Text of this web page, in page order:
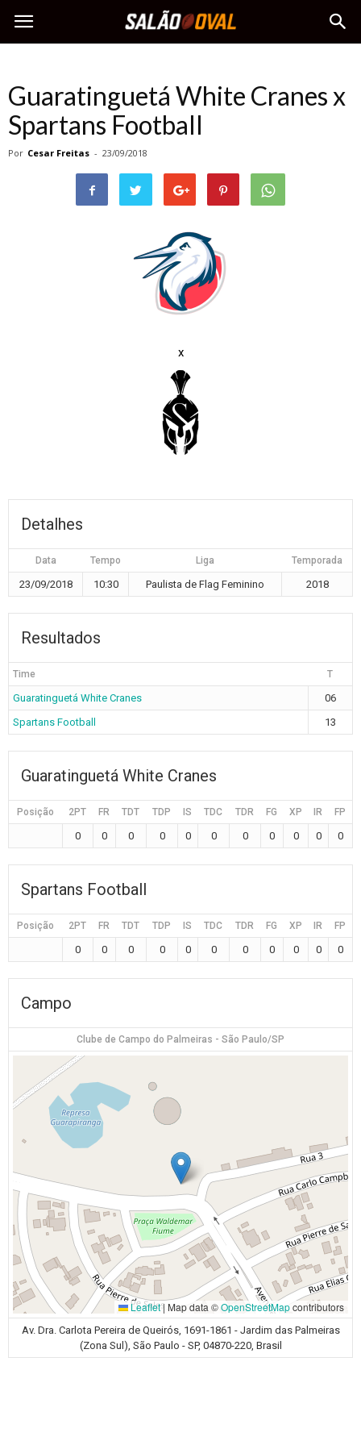
Guaratinguetá White Cranes x
Spartans Football
Por Cesar Freitas - 23/09/2018
x
Detalhes
Data Tempo Liga Temporada
23/09/2018 10:30 Paulista de Flag Feminino 2018
Resultados
Time T
Guaratinguetá White Cranes
06
Spartans Football
13
Guaratinguetá White Cranes
Posição 2PT FR TDT TDP IS TDC TDR FG XP IR FP
0 0 0 0 0 0 0 0 0 0 0
Spartans Football
Posição 2PT FR TDT TDP IS TDC TDR FG XP IR FP
0 0 0 0 0 0 0 0 0 0 0
Campo
Clube de Campo do Palmeiras - São Paulo/SP
Leaflet| Map data ©OpenStreetMapcontributors
Av. Dra. Carlota Pereira de Queirós, 1691-1861 - Jardim das Palmeiras
(Zona Sul), São Paulo - SP, 04870-220, Brasil